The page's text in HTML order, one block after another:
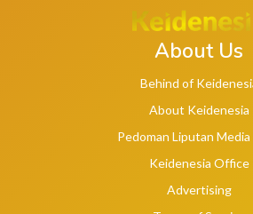
About Us
Behind of
About Keidenesia
Pedoman Liputan Media
Keidenesia Office
Advertising